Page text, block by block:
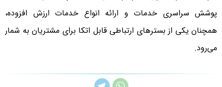
پوشش سراسری خدمات و ارائه انواع خدمات ارزش افزوده،
همچنان یکی از بسترهای ارتباطی قابل اتکا برای مشتریان به شمار
می‌رود.